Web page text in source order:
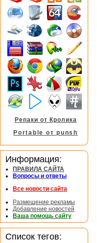
Репаки от Кролика
Portable от punsh
Информация:
ПРАВИЛА САЙТА
Вопросы и ответы
Все новости сайта
Размещение рекламы
Добавление новостей
Ваша помощь сайту
Список тегов: